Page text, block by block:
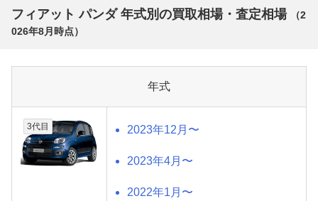
フィアット パンダ 年式別の買取相場・査定相場 （2
026年8月 時点）
年式
3代目 2023年12月〜
2023年4月〜
2022年1月〜